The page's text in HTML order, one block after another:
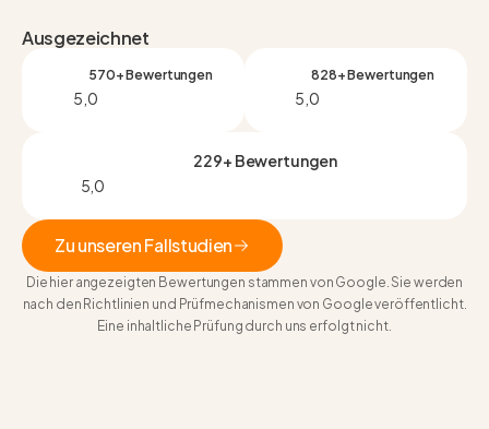
Ausgezeichnet
570+ Bewertungen
5,0
828+ Bewertungen
5,0
229+ Bewertungen
5,0
Zu unseren Fallstudien
Zu unseren Fallstudien
Die hier angezeigten Bewertungen stammen von Google. Sie werden
nach den Richtlinien und Prüfmechanismen von Google veröffentlicht.
Eine inhaltliche Prüfung durch uns erfolgt nicht.